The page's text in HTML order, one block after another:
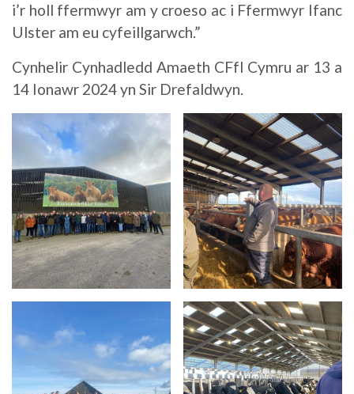
i’r holl ffermwyr am y croeso ac i Ffermwyr Ifanc
Ulster am eu cyfeillgarwch.”
Cynhelir Cynhadledd Amaeth CFfI Cymru ar 13 a
14 Ionawr 2024 yn Sir Drefaldwyn.